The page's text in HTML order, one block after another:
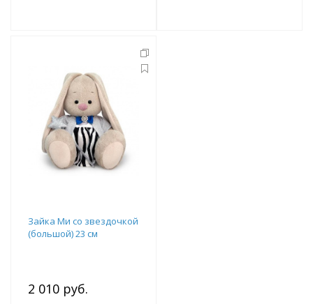
Зайка Ми со звездочкой
(большой) 23 см
2 010 руб.